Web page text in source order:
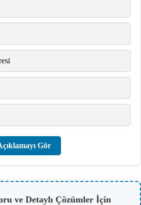
Gör
ve Detaylı Çözümler İçin